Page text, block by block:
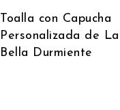
Toalla con Capucha
Personalizada de La
Bella Durmiente